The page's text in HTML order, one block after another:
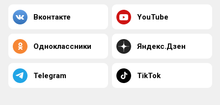
Вконтакте YouTube
Одноклассники Яндекс.Дзен
Telegram TikTok